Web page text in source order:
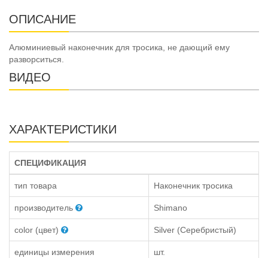
ОПИСАНИЕ
Алюминиевый наконечник для тросика, не дающий ему
разворситься.
ВИДЕО
ХАРАКТЕРИСТИКИ
СПЕЦИФИКАЦИЯ
тип товара Наконечник тросика
производитель Shimano
color (цвет) Silver (Серебристый)
единицы измерения шт.